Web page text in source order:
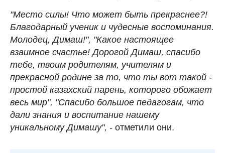
"Место силы! Что может быть прекраснее?!
Благодарный ученик и чудесные воспоминания.
Молодец, Димаш!", "Какое настоящее
взаимное счастье! Дорогой Димаш, спасибо
тебе, твоим родителям, учителям и
прекрасной родине за то, что ты вот такой -
простой казахский парень, которого обожает
весь мир", "Спасибо большое педагогам, что
дали знания и воспитание нашему
уникальному Димашу", - отметили они.